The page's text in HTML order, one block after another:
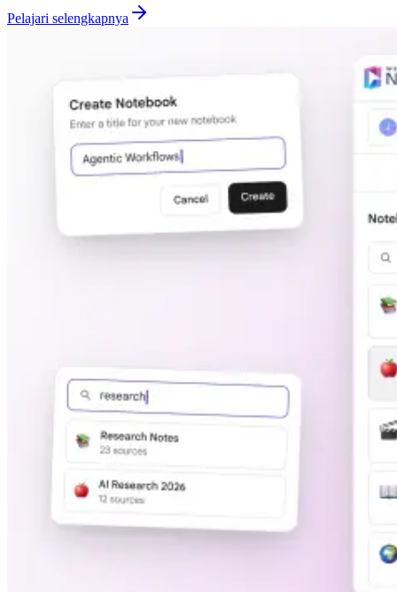
Pelajari selengkapnya